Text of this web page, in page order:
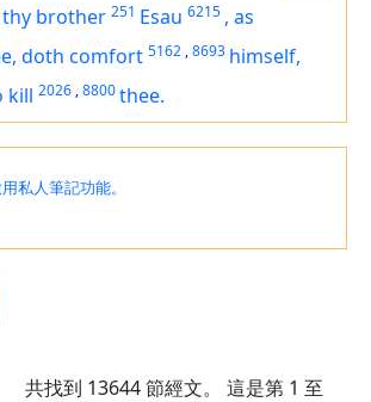
thy brother 251 Esau 6215 , as
doth comfort 5162 ,8693 himself,
kill 2026 ,8800thee.
私人筆記功能。
共找到 13644節經文。 這是第 1 至